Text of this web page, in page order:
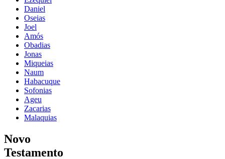
Daniel
Oseias
Joel
Amós
Obadias
Jonas
Miqueias
Naum
Habacuque
Sofonias
Ageu
Zacarias
Malaquias
Novo
Testamento